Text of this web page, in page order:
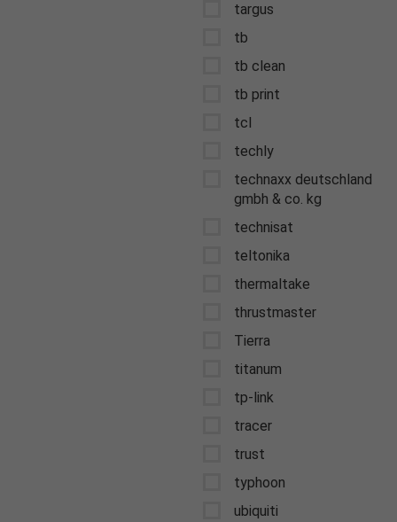
targus
tb
tb clean
tb print
tcl
techly
technaxx deutschland
gmbh & co. kg
technisat
teltonika
thermaltake
thrustmaster
Tierra
titanum
tp-link
tracer
trust
typhoon
ubiquiti